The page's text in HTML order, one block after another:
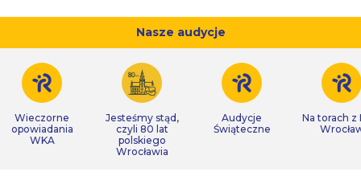
Nasze audycje
Wieczorne
opowiadania
WKA
Jesteśmy stąd,
czyli 80 lat
polskiego
Wrocławia
Audycje
Świąteczne
Na torach z